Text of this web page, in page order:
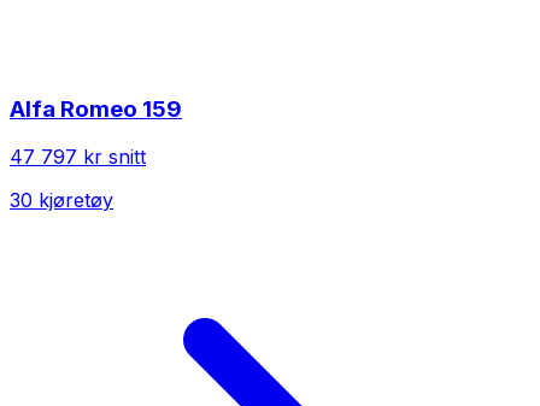
Alfa Romeo 159
47 797 kr snitt
30 kjøretøy